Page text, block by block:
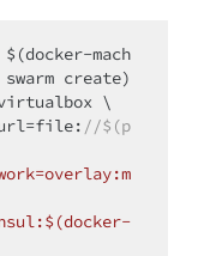
$(docker-mach
create)
\
//$(p